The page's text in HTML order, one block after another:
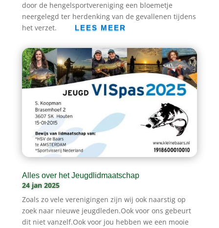
door de hengelsportvereniging een bloemetje
neergelegd ter herdenking van de gevallenen tijdens
het verzet.
LEES MEER
Alles over het Jeugdlidmaatschap
24 jan 2025
Zoals zo vele verenigingen zijn wij ook naarstig op
zoek naar nieuwe jeugdleden.Ook voor ons gebeurt
dit niet vanzelf.Ook voor jou hebben we een mooie